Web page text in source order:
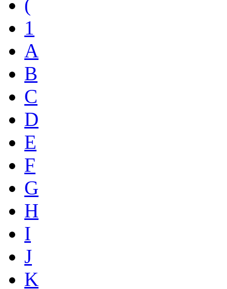
(
1
A
B
C
D
E
F
G
H
I
J
K